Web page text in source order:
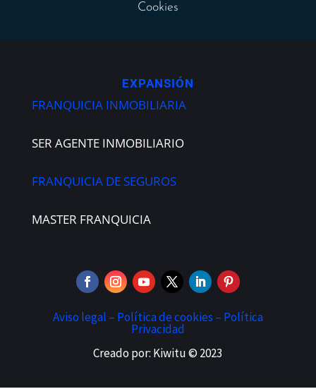
Cookies
EXPANSIÓN
FRANQUICIA INMOBILIARIA
SER AGENTE INMOBILIARIO
FRANQUICIA DE SEGUROS
MASTER FRANQUICIA
Aviso legal – Política de cookies – Política
Privacidad
Creado por: Kiwitu © 2023